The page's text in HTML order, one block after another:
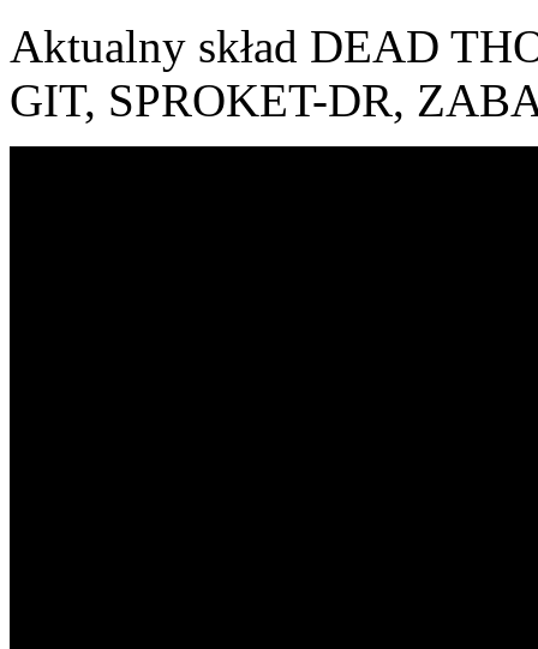
Aktualny skład DEAD
GIT, SPROKET-DR,